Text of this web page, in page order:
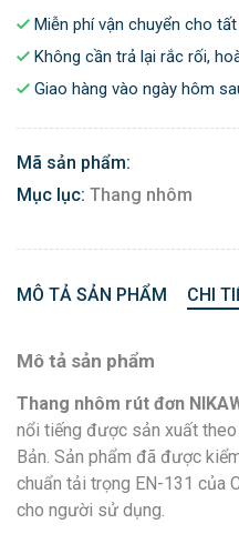
Miễn phí vận chuyển cho
Không cần trả lại rắc rối,
Giao hàng vào ngày hôm
Mã sản phẩm:
Mục lục: Thang nhôm
MÔ TẢ SẢN PHẨM CHI
Mô tả sản phẩm
Thang nhôm rút đơn
nổi tiếng được sản xuất
Bản. Sản phẩm đã được
chuẩn tải trọng EN-131 của
cho người sử dụng.